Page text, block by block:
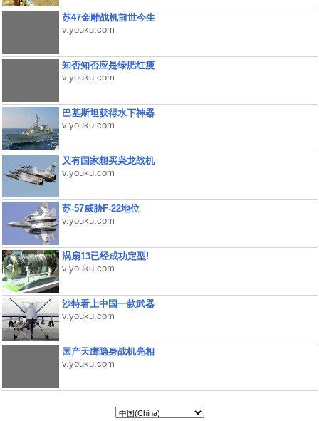
苏47金雕战机前世今生
v.youku.com
知否知否应是绿肥红瘦
v.youku.com
巴基斯坦获得水下神器
v.youku.com
又有国家想买枭龙战机
v.youku.com
苏-57威胁F-22地位
v.youku.com
涡扇13已经成功定型!
v.youku.com
沙特看上中国一款武器
v.youku.com
国产天鹰隐身战机亮相
v.youku.com